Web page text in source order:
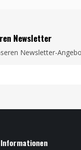
Newsletter
Newsletter-
Informationen